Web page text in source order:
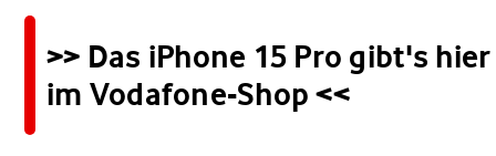
>> Das iPhone 15 Pro gibt's hier
im Vodafone-Shop <<